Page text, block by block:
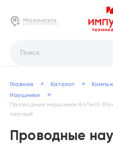
Махачкала
Главная > Каталог >
Наушники >
Проводные наушники A4Tech
черный
Проводные